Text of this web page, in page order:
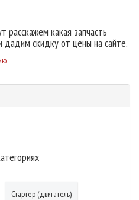
какая запчасть
скидку от цены на сайте.
Стартер (двигатель)